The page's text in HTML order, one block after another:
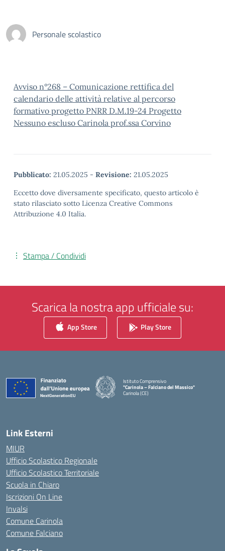
Personale scolastico
Avviso n°268 – Comunicazione rettifica del
calendario delle attività relative al percorso
formativo progetto PNRR D.M.19-24 Progetto
Nessuno escluso Carinola prof.ssa Corvino
Pubblicato: 21.05.2025 - Revisione: 21.05.2025
Eccetto dove diversamente specificato, questo articolo è
stato rilasciato sotto Licenza Creative Commons
Attribuzione 4.0 Italia.
Stampa / Condividi
Scarica la nostra app ufficiale su:
App Store Play Store
Istituto Comprensivo
"Carinola – Falciano del Massico"
Carinola (CE)
Link Esterni
MIUR
Ufficio Scolastico Regionale
Ufficio Scolastico Territoriale
Scuola in Chiaro
Iscrizioni On Line
Invalsi
Comune Carinola
Comune Falciano